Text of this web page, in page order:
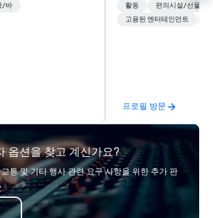
Pacific-inspired
engagement,
oceans through
Our menu
flavors from across
in a vibrant
Each of
unique spaces,
with AV
/바
years in business.
outstanding service,
across 15
countries. With local
serve, Terramar
service and
clients in the
활동
편의시설/선물
고용된 엔터테인먼트
프로필 방문
옵션을 찾고 계신가요?
통 및 기타 행사 관련 요구 사항을 위한 추가 판